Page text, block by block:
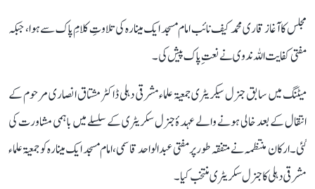
مجلس کا آغاز قاری محمد کیف نائب امام مسجد ایک مینارہ کی تلاوتِ کلامِ پاک سے ہوا، جبکہ
مفتی کفایت اللہ ندوی نے نعتِ پاک پیش کی۔
میٹنگ میں سابق جنرل سیکریٹری جمعیۃ علماء مشرقی دہلی ڈاکٹر مشتاق انصاری مرحوم کے
انتقال کے بعد خالی ہونے والے عہدۂ جنرل سکریٹری کے سلسلے میں باہمی مشاورت کی
گئی۔ ارکان منتظمہ نے متفقہ طور پر مفتی عبد الواحد قاسمی، امام مسجد ایک مینارہ کو جمعیۃ علماء
مشرقی دہلی کا جنرل سکریٹری منتخب کیا۔